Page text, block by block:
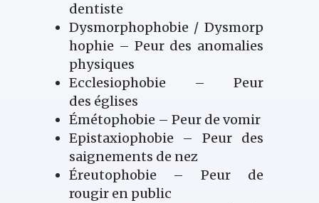
dentiste
Dysmorphophobie / Dysmorp
hophie – Peur des anomalies
physiques
Ecclesiophobie – Peur
des églises
Émétophobie – Peur de vomir
Epistaxiophobie – Peur des
saignements de nez
Éreutophobie – Peur de
rougir en public